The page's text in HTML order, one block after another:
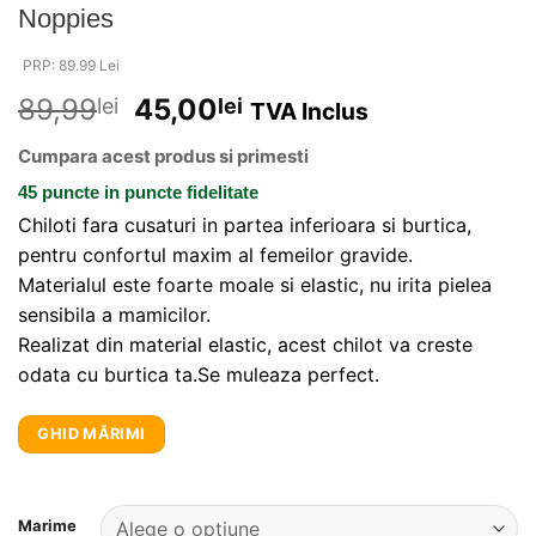
Noppies
PRP: 89.99 Lei
89,99lei 45,00lei TVA Inclus
Cumpara acest produs si primesti
45 puncte in puncte fidelitate
Chiloti fara cusaturi in partea inferioara si burtica,
pentru confortul maxim al femeilor gravide.
Materialul este foarte moale si elastic, nu irita pielea
sensibila a mamicilor.
Realizat din material elastic, acest chilot va creste
odata cu burtica ta.Se muleaza perfect.
GHID MĂRIMI
Marime
Alternative: